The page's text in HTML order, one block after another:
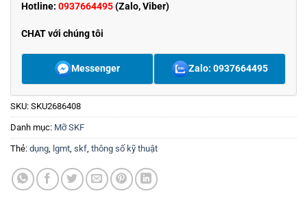
Hotline: 0937664495(Zalo, Viber)
CHAT với chúng tôi
Messenger Zalo: 0937664495
SKU: SKU2686408
Danh mục: Mỡ SKF
Thẻ: dụng lgmt skf thông số kỹ thuật